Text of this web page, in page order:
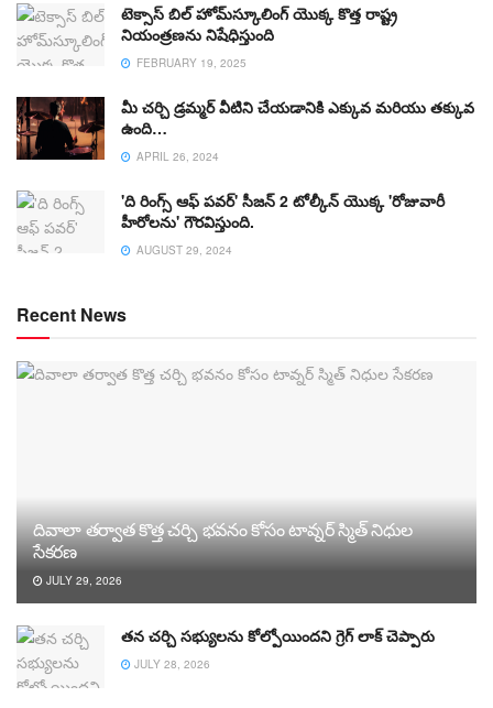
టెక్సాస్ బిల్ హోమ్‌స్కూలింగ్ యొక్క కొత్త రాష్ట్ర
నియంత్రణను నిషేధిస్తుంది
FEBRUARY 19, 2025
మీ చర్చి డ్రమ్మర్ వీటిని చేయడానికి ఎక్కువ మరియు తక్కువ
ఉంది…
APRIL 26, 2024
'ది రింగ్స్ ఆఫ్ పవర్' సీజన్ 2 టోల్కీన్ యొక్క 'రోజువారీ
హీరోలను' గౌరవిస్తుంది.
AUGUST 29, 2024
Recent News
దివాలా తర్వాత కొత్త చర్చి భవనం కోసం టావ్నర్ స్మిత్ నిధుల
సేకరణ
JULY 29, 2026
తన చర్చి సభ్యులను కోల్పోయిందని గ్రెగ్ లాక్ చెప్పారు
JULY 28, 2026